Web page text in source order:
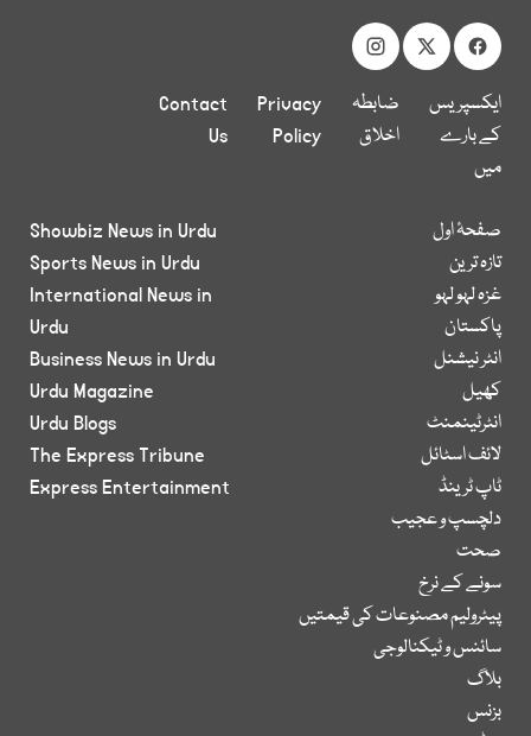
ایکسپریس
کے بارے
میں
ضابطہ
اخلاق
Privacy
Policy
Contact
Us
صفحۂ اول
تازہ ترین
غزہ لہو لہو
پاکستان
انٹر نیشنل
کھیل
انٹرٹینمنٹ
لائف اسٹائل
ٹاپ ٹرینڈ
دلچسپ و عجیب
صحت
سونے کے نرخ
پیٹرولیم مصنوعات کی قیمتیں
سائنس و ٹیکنالوجی
بلاگ
بزنس
Showbiz News in Urdu
Sports News in Urdu
International News in
Urdu
Business News in Urdu
Urdu Magazine
Urdu Blogs
The Express Tribune
Express Entertainment